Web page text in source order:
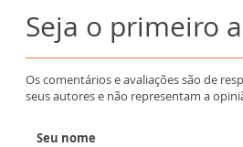
Seja o primeiro
Os comentários e avaliações são de
seus autores e não representam a
Seu nome